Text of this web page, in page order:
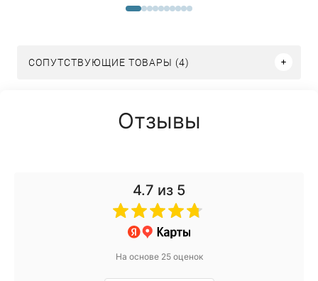
СОПУТСТВУЮЩИЕ ТОВАРЫ (4)
Отзывы
4.7 из 5
На основе 25 оценок